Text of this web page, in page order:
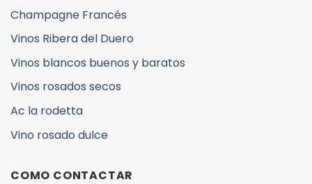
Champagne Francés
Vinos Ribera del Duero
Vinos blancos buenos y baratos
Vinos rosados secos
Ac la rodetta
Vino rosado dulce
COMO CONTACTAR